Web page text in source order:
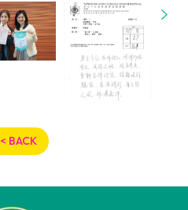
< BACK